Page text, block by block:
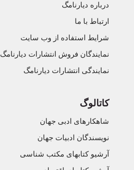
درباره دیارنامگ
ارتباط با ما
شرایط استفاده از وب سایت
نمایندگان فروش انتشارات دیارنامگ
نمایندگی انتشارات دیارنامگ
کاتالوگ
شاهکارهای ادبی جهان
نویسندگان ادبیات جهان
آرشیو کتابهای مکتب شناسی